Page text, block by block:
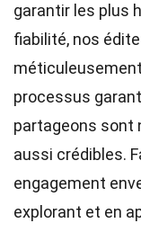
garantir les plus
fiabilité, nos
processus
partageons sont
aussi crédibles.
engagement
explorant et en